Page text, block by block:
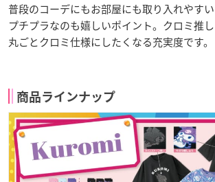
普段のコーデにもお部屋にも取り入れやすい
プチプラなのも嬉しいポイント。クロミ推
丸ごとクロミ仕様にしたくなる充実度です。
商品ラインナップ